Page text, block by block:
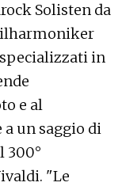
Solisten da
in
e al
un saggio di
300°
"Le